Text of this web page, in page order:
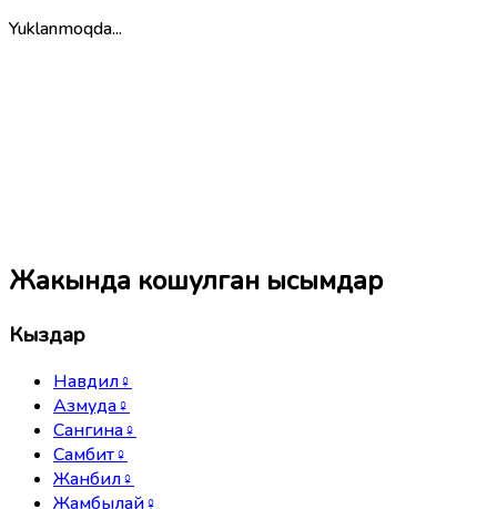
Yuklanmoqda...
Жакында кошулган ысымдар
Кыздар
Навдил♀
Азмуда♀
Сангина♀
Самбит♀
Жанбил♀
Жамбылай♀